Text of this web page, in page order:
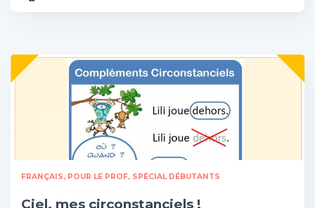
FRANÇAIS POUR LE PROF SPÉCIAL DÉBUTANTS
Ciel, mes circonstanciels !